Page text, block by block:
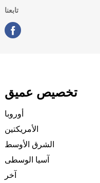
تابعنا
تخصيص عميق
أوروبا
الأمريكتين
الشرق الأوسط
آسيا الوسطى
آخر